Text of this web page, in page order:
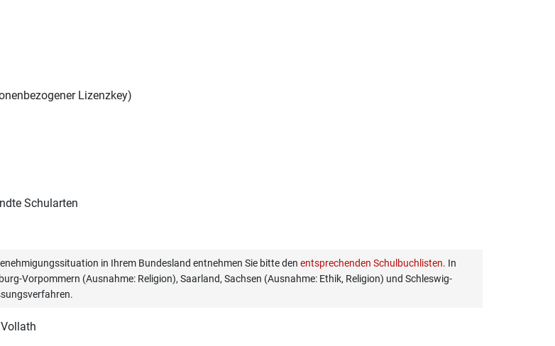
Lizenzkey)
Schularten
in Ihrem Bundesland entnehmen Sie bitte den entsprechenden Schulbuchlisten. In
Vorpommern (Ausnahme: Religion), Saarland, Sachsen (Ausnahme: Ethik, Religion) und Schleswig-